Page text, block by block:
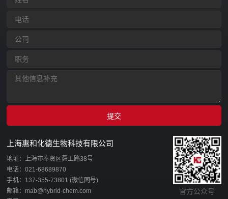
上海惠和化德生物科技有限公司
地址：上海市奉贤区舜工路38号
电话：021-68689870
手机：137-355-73801 (微信同号)
邮箱：mab@hybrid-chem.com
官方公众号